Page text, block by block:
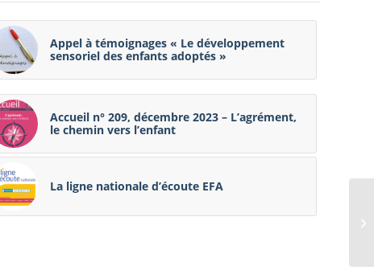
Appel à témoignages « Le développement
sensoriel des enfants adoptés »
Accueil n° 209, décembre 2023 – L’agrément,
le chemin vers l’enfant
La ligne nationale d’écoute EFA